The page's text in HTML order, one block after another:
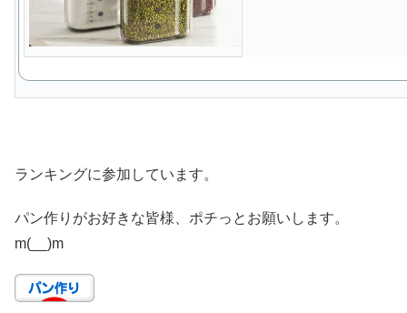
ランキングに参加しています。
パン作りがお好きな皆様、ポチっとお願いします。
m(__)m